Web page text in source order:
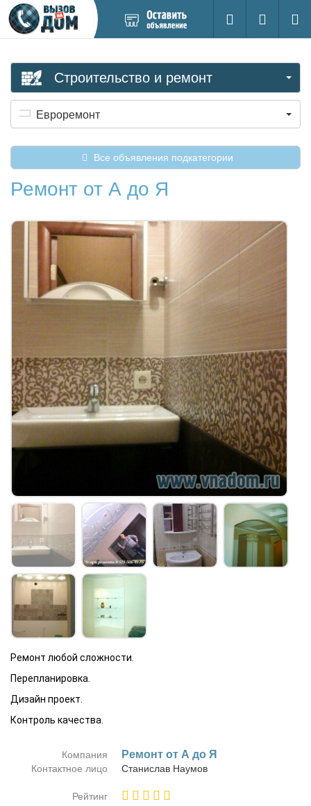
новое
Поиск
Вход на
Строительство и ремонт
Евроремонт
Все объявления подкатегории
Ремонт от А до Я
Ремонт любой сложности.
Перепланировка.
Дизайн проект.
Контроль качества.
Компания Ре­монт от А до Я
Контактное лицо Ста­ни­слав На­у­мов
Рейтинг